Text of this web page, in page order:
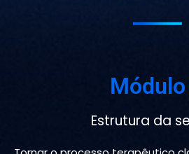
Estrutura da